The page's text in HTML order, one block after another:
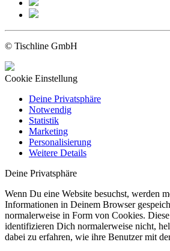
© Tischline GmbH
Cookie Einstellung
Deine Privatsphäre
Notwendig
Statistik
Marketing
Personalisierung
Weitere Details
Deine Privatsphäre
Wenn Du eine Website besuchst, werden
Informationen in Deinem Browser
normalerweise in Form von Cookies.
identifizieren Dich normalerweise nicht,
dabei zu erfahren, wie ihre Benutzer mit